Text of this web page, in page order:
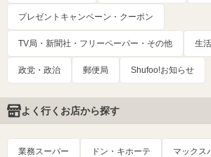
プレゼントキャンペーン・クーポン
TV局・新聞社・フリーペーパー・その他 生
政党・政治 郵便局 Shufoo!お知らせ
よく行くお店から探す
業務スーパー ドン・キホーテ マックス